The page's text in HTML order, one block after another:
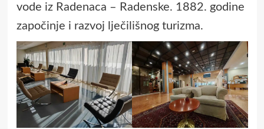
vode iz Radenaca – Radenske. 1882. godine
započinje i razvoj lječilišnog turizma.